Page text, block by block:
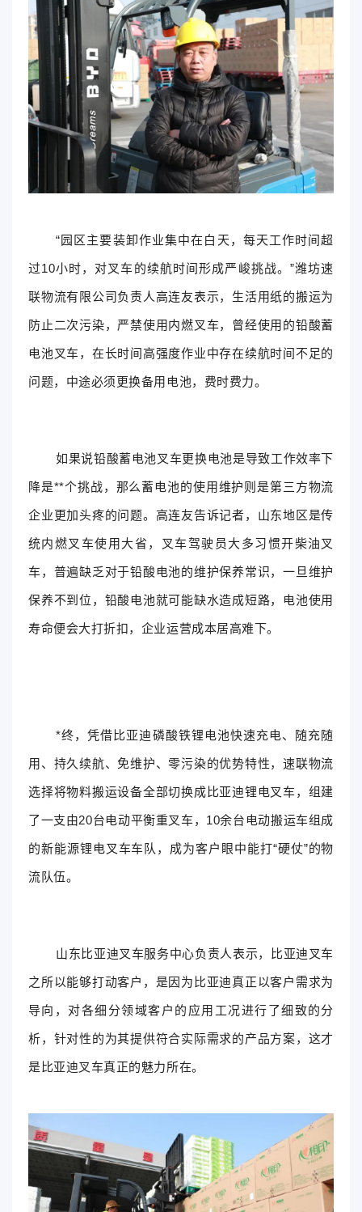
“园区主要装卸作业集中在白天，每天工作时间超
过10小时，对叉车的续航时间形成严峻挑战。”潍坊速
联物流有限公司负责人高连友表示，生活用纸的搬运为
防止二次污染，严禁使用内燃叉车，曾经使用的铅酸蓄
电池叉车，在长时间高强度作业中存在续航时间不足的
问题，中途必须更换备用电池，费时费力。
如果说铅酸蓄电池叉车更换电池是导致工作效率下
降是**个挑战，那么蓄电池的使用维护则是第三方物流
企业更加头疼的问题。高连友告诉记者，山东地区是传
统内燃叉车使用大省，叉车驾驶员大多习惯开柴油叉
车，普遍缺乏对于铅酸电池的维护保养常识，一旦维护
保养不到位，铅酸电池就可能缺水造成短路，电池使用
寿命便会大打折扣，企业运营成本居高难下。
*终，凭借比亚迪磷酸铁锂电池快速充电、随充随
用、持久续航、免维护、零污染的优势特性，速联物流
选择将物料搬运设备全部切换成比亚迪锂电叉车，组建
了一支由20台电动平衡重叉车，10余台电动搬运车组成
的新能源锂电叉车车队，成为客户眼中能打“硬仗”的物
流队伍。
山东比亚迪叉车服务中心负责人表示，比亚迪叉车
之所以能够打动客户，是因为比亚迪真正以客户需求为
导向，对各细分领域客户的应用工况进行了细致的分
析，针对性的为其提供符合实际需求的产品方案，这才
是比亚迪叉车真正的魅力所在。